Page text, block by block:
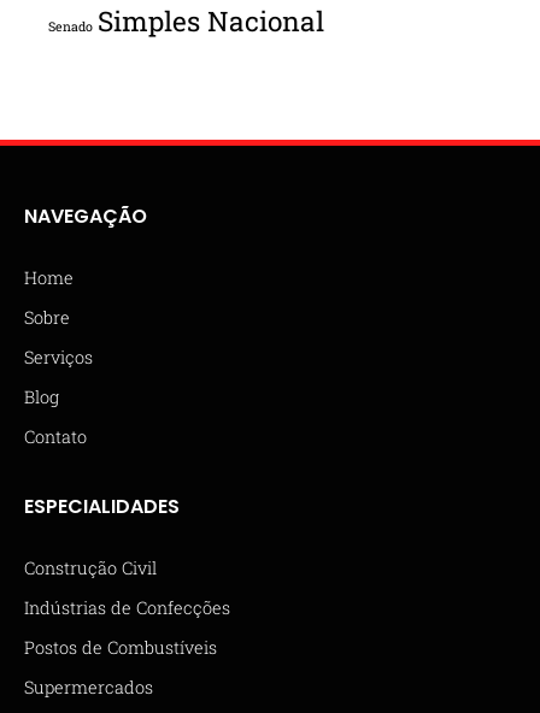
Senado Simples Nacional
NAVEGAÇÃO
Home
Sobre
Serviços
Blog
Contato
ESPECIALIDADES
Construção Civil
Indústrias de Confecções
Postos de Combustíveis
Supermercados